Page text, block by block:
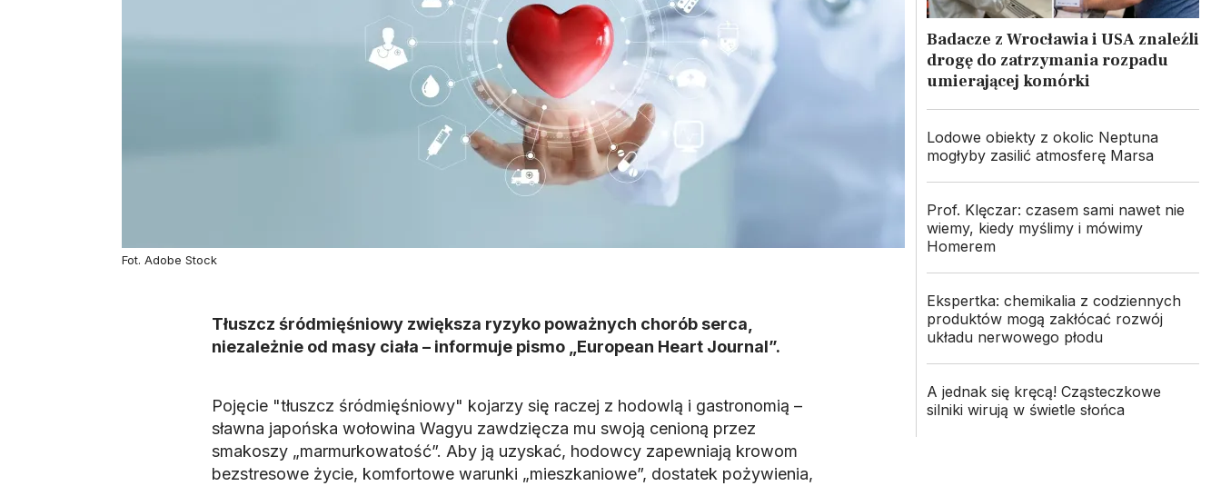
Fot. Adobe Stock
Tłuszcz śródmięśniowy zwiększa ryzyko poważnych chorób serca,
niezależnie od masy ciała – informuje pismo „European Heart Journal”.
Pojęcie "tłuszcz śródmięśniowy" kojarzy się raczej z hodowlą i gastronomią –
sławna japońska wołowina Wagyu zawdzięcza mu swoją cenioną przez
smakoszy „marmurkowatość”. Aby ją uzyskać, hodowcy zapewniają krowom
bezstresowe życie, komfortowe warunki „mieszkaniowe”, dostatek pożywienia,
Badacze z Wrocławia i USA znaleźli
drogę do zatrzymania rozpadu
umierającej komórki
Lodowe obiekty z okolic Neptuna
mogłyby zasilić atmosferę Marsa
Prof. Klęczar: czasem sami nawet nie
wiemy, kiedy myślimy i mówimy
Homerem
Ekspertka: chemikalia z codziennych
produktów mogą zakłócać rozwój
układu nerwowego płodu
A jednak się kręcą! Cząsteczkowe
silniki wirują w świetle słońca